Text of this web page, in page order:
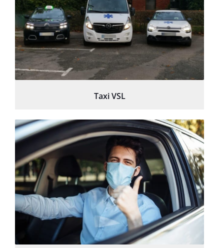
Taxi VSL